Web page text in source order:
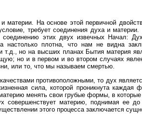
На основе этой первичной
требует соединения духа и
этих двух извечных Начал:
настолько плотна, что нам не видна
но на высших планах Бытия материя
но и в первом и во втором случаях
или то, что мы называем смертью.
противоположными, то дух
сила, которой проникнута каждая
менять свои грубые формы, в
материю, поднимая ее до
этого процесса заключается